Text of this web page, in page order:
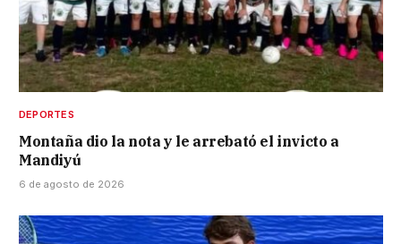
DEPORTES
Montaña dio la nota y le arrebató el invicto a
Mandiyú
6 de agosto de 2026